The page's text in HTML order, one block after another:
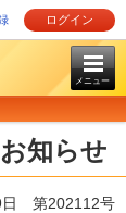
ログイン
メニュー
知らせ
日 第202112号